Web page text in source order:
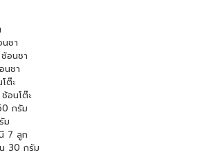
ชา
อนชา
นชา
ต๊ะ
อนโต๊ะ
กรัม
ม
7 ลูก
30 กรัม